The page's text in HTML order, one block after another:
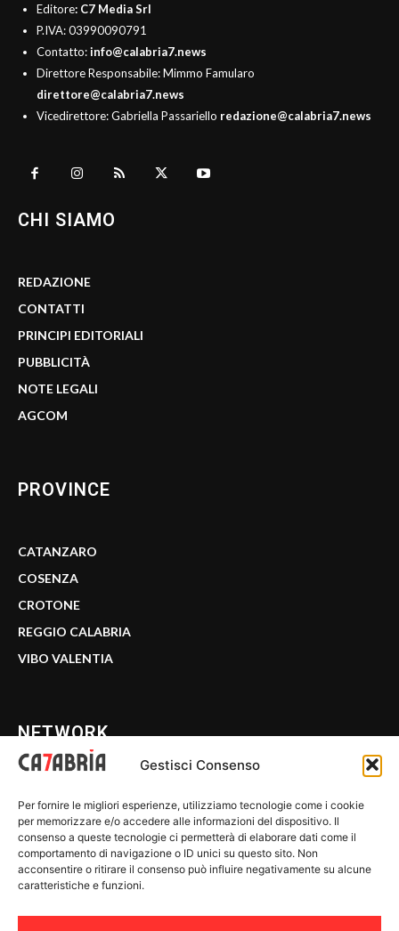
Gestisci Consenso
Per fornire le migliori esperienze, utilizziamo tecnologie come i cookie
per memorizzare e/o accedere alle informazioni del dispositivo. Il
consenso a queste tecnologie ci permetterà di elaborare dati come il
comportamento di navigazione o ID unici su questo sito. Non
acconsentire o ritirare il consenso può influire negativamente su alcune
caratteristiche e funzioni.
Editore: C7 Media Srl
P.IVA: 03990090791
Contatto:info@calabria7.news
Direttore Responsabile: Mimmo Famularo
direttore@calabria7.news
Vicedirettore: Gabriella Passariello redazione@calabria7.news
CHI SIAMO
REDAZIONE
CONTATTI
PRINCIPI EDITORIALI
PUBBLICITÀ
NOTE LEGALI
AGCOM
PROVINCE
CATANZARO
COSENZA
CROTONE
REGGIO CALABRIA
VIBO VALENTIA
NETWORK
WE CALABRIA
C7 PLAY
MIX ZONE